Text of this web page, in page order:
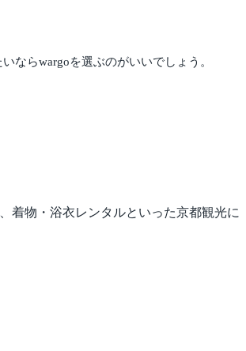
ならwargoを選ぶのがいいでしょう。
着物・浴衣レンタルといった京都観光に